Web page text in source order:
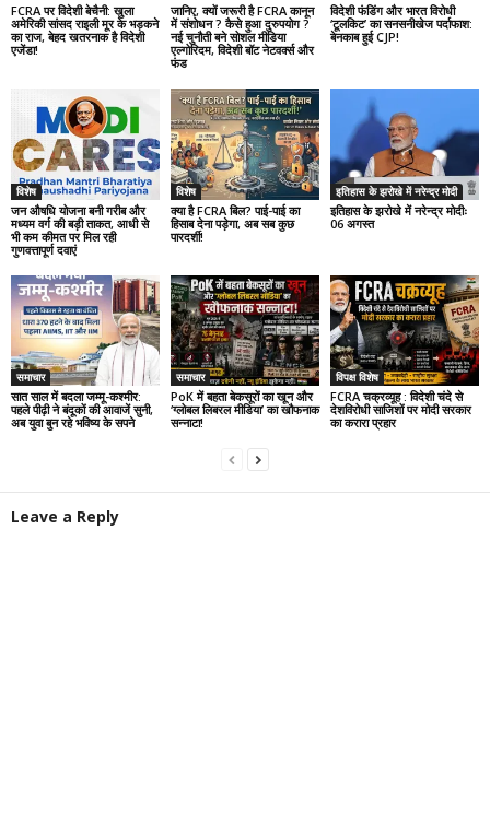
FCRA पर विदेशी बेचैनी: खुला
अमेरिकी सांसद राइली मूर के भड़कने
का राज, बेहद खतरनाक है विदेशी
एजेंडा!
जानिए, क्यों जरूरी है FCRA कानून
में संशोधन ? कैसे हुआ दुरुपयोग ?
नई चुनौती बने सोशल मीडिया
एल्गोरिदम, विदेशी बॉट नेटवर्क्स और
फंड
विदेशी फंडिंग और भारत विरोधी
‘टूलकिट’ का सनसनीखेज पर्दाफाश:
बेनकाब हुई CJP!
विशेष
जन औषधि योजना बनी गरीब और
मध्यम वर्ग की बड़ी ताकत, आधी से
भी कम कीमत पर मिल रही
गुणवत्तापूर्ण दवाएं
विशेष
क्या है FCRA बिल? पाई-पाई का
हिसाब देना पड़ेगा, अब सब कुछ
पारदर्शी!
इतिहास के झरोखे में नरेन्द्र मोदी
इतिहास के झरोखे में नरेन्द्र मोदीः
06 अगस्त
समाचार
सात साल में बदला जम्मू-कश्मीर:
पहले पीढ़ी ने बंदूकों की आवाजें सुनी,
अब युवा बुन रहे भविष्य के सपने
समाचार
PoK में बहता बेकसूरों का खून और
‘ग्लोबल लिबरल मीडिया’ का खौफनाक
सन्नाटा!
विपक्ष विशेष
FCRA चक्रव्यूह : विदेशी चंदे से
देशविरोधी साजिशों पर मोदी सरकार
का करारा प्रहार
Leave a Reply